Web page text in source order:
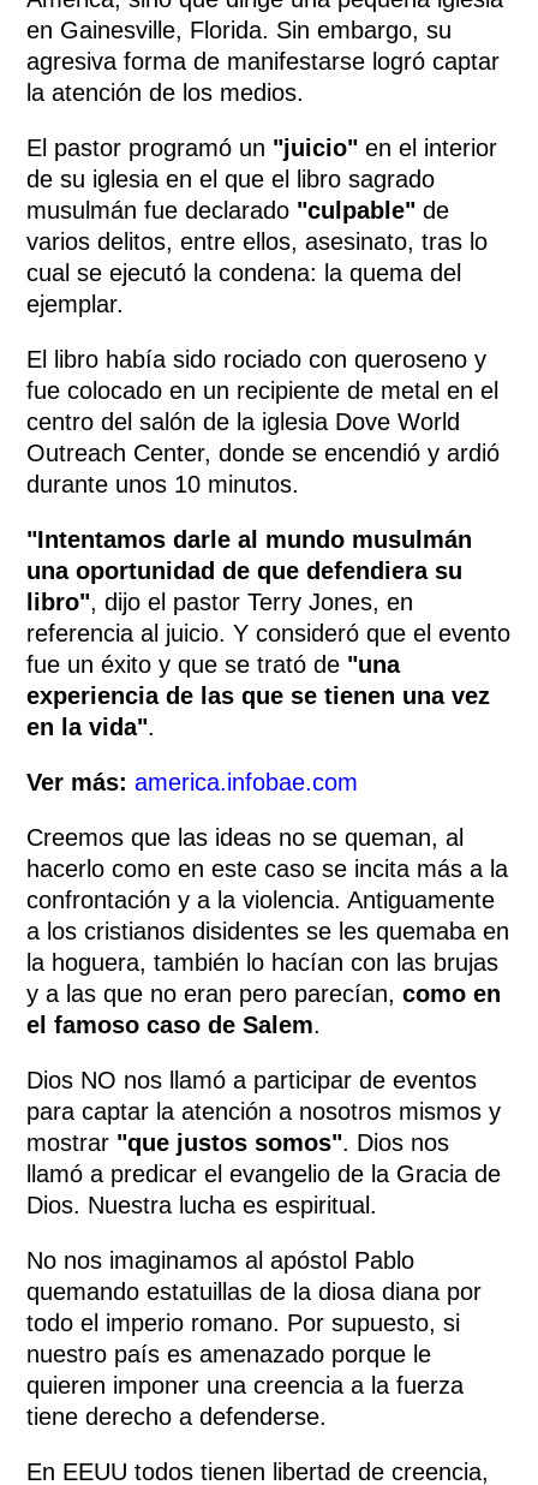
en Gainesville, Florida. Sin embargo, su
agresiva forma de manifestarse logró captar
la atención de los medios.
El pastor programó un "juicio" en el interior
de su iglesia en el que el libro sagrado
musulmán fue declarado "culpable" de
varios delitos, entre ellos, asesinato, tras lo
cual se ejecutó la condena: la quema del
ejemplar.
El libro había sido rociado con queroseno y
fue colocado en un recipiente de metal en el
centro del salón de la iglesia Dove World
Outreach Center, donde se encendió y ardió
durante unos 10 minutos.
"Intentamos darle al mundo musulmán
una oportunidad de que defendiera su
libro", dijo el pastor Terry Jones, en
referencia al juicio. Y consideró que el evento
fue un éxito y que se trató de "una
experiencia de las que se tienen una vez
en la vida".
Ver más: america.infobae.com
Creemos que las ideas no se queman, al
hacerlo como en este caso se incita más a la
confrontación y a la violencia. Antiguamente
a los cristianos disidentes se les quemaba en
la hoguera, también lo hacían con las brujas
y a las que no eran pero parecían,como en
el famoso caso de Salem.
Dios NO nos llamó a participar de eventos
para captar la atención a nosotros mismos y
mostrar "que justos somos". Dios nos
llamó a predicar el evangelio de la Gracia de
Dios. Nuestra lucha es espiritual.
No nos imaginamos al apóstol Pablo
quemando estatuillas de la diosa diana por
todo el imperio romano. Por supuesto, si
nuestro país es amenazado porque le
quieren imponer una creencia a la fuerza
tiene derecho a defenderse.
En EEUU todos tienen libertad de creencia,